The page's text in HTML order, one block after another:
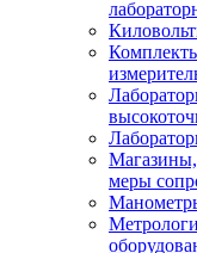
меры